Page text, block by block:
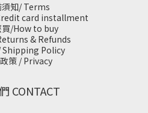
須知/ Terms
card installment
買/How to buy
& Refunds
Shipping Policy
策 / Privacy
CONTACT